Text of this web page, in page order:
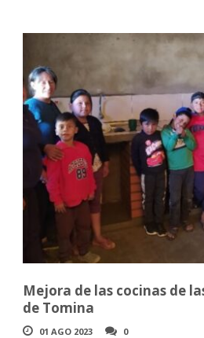
Mejora de las cocinas de
de Tomina
01 AGO 2023 0